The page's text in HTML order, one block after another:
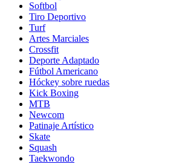
Softbol
Tiro Deportivo
Turf
Artes Marciales
Crossfit
Deporte Adaptado
Fútbol Americano
Hóckey sobre ruedas
Kick Boxing
MTB
Newcom
Patinaje Artístico
Skate
Squash
Taekwondo